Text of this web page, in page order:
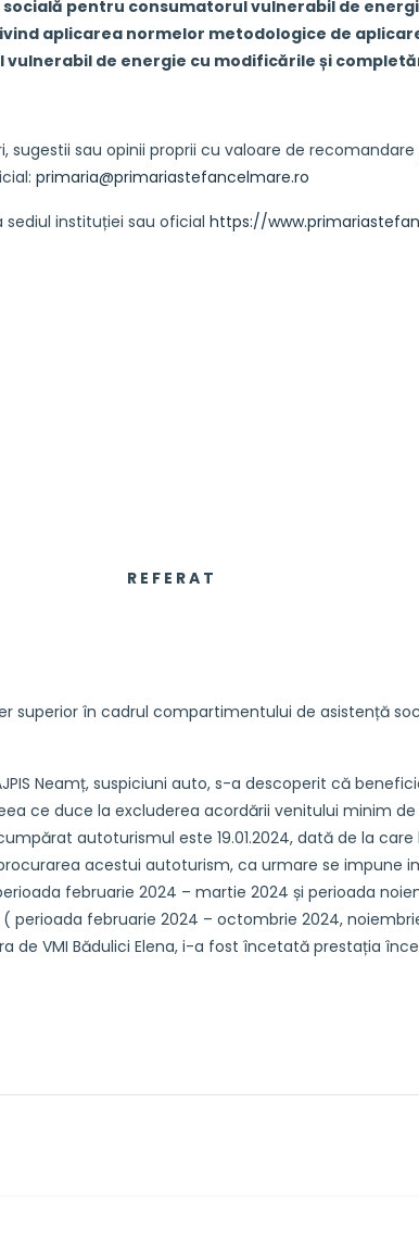
pentru consumatorul vulnerabil de
aplicarea normelor metodologice de
de energie cu modificările și
sau opinii proprii cu valoare de recomandare
primaria@primariastefancelmare.ro
instituției sau oficial https://
R E F E R A T
în cadrul compartimentului de asistență
Neamț, suspiciuni auto, s-a descoperit că
ce duce la excluderea acordării venitului minim
autoturismul este 19.01.2024, dată de la
acestui autoturism, ca urmare se impune
februarie 2024 – martie 2024 și perioada
perioada februarie 2024 – octombrie 2024,
de VMI Bădulici Elena, i-a fost încetată prestația